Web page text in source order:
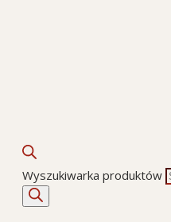
Wyszukiwarka produktów